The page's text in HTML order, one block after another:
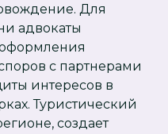
Для
адвокаты
с партнерами
интересов в
Туристический
создает